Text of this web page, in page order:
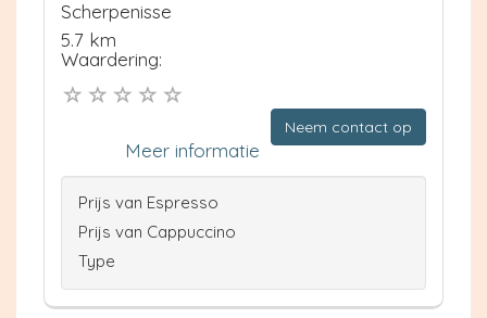
Scherpenisse
5.7 km
Waardering:
Neem contact op
Meer informatie
Prijs van Espresso
Prijs van Cappuccino
Type